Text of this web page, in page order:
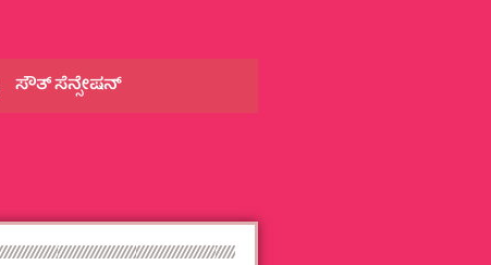
ಸೌತ್‌ ಸೆನ್ಸೇಷನ್